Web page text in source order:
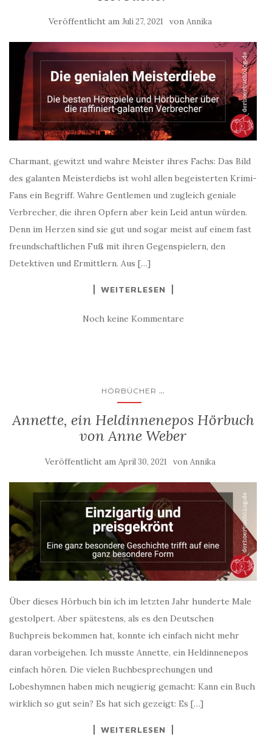
Veröffentlicht am Juli 27, 2021 von Annika
Charmant, gewitzt und wahre Meister ihres Fachs: Das Bild
des galanten Meisterdiebs ist wohl allen begeisterten Krimi-
Fans ein Begriff. Wahre Gentlemen und zugleich geniale
Verbrecher, die ihren Opfern aber kein Leid antun würden.
Denn im Herzen sind sie gut und sogar meist auf einem fast
freundschaftlichen Fuß mit ihren Gegenspielern, den
Detektiven und Ermittlern. Aus […]
WEITERLESEN
Noch keine Kommentare
HÖRBÜCHER ...
Annette, ein Heldinnenepos Hörbuch
von Anne Weber
Veröffentlicht am April 30, 2021 von Annika
Über dieses Hörbuch bin ich im letzten Jahr hunderte Male
gestolpert. Aber spätestens, als es den Deutschen
Buchpreis bekommen hat, konnte ich einfach nicht mehr
daran vorbeigehen. Ich musste Annette, ein Heldinnenepos
einfach hören. Die vielen Buchbesprechungen und
Lobeshymnen haben mich neugierig gemacht: Kann ein Buch
wirklich so gut sein? Es hat sich gezeigt: Es […]
WEITERLESEN